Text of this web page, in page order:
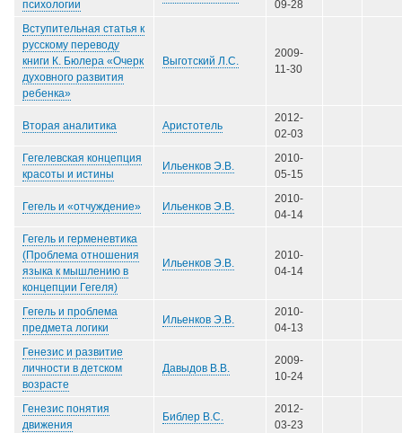
психологии
09-28
Вступительная статья к
русскому переводу
книги К. Бюлера «Очерк
духовного развития
ребенка»
Выготский Л.С.
2009-
11-30
Вторая аналитика Аристотель
2012-
02-03
Гегелевская концепция
красоты и истины
Ильенков Э.В.
2010-
05-15
Гегель и «отчуждение» Ильенков Э.В.
2010-
04-14
Гегель и герменевтика
(Проблема отношения
языка к мышлению в
концепции Гегеля)
Ильенков Э.В.
2010-
04-14
Гегель и проблема
предмета логики
Ильенков Э.В.
2010-
04-13
Генезис и развитие
личности в детском
возрасте
Давыдов В.В.
2009-
10-24
Генезис понятия
движения
Библер В.С.
2012-
03-23